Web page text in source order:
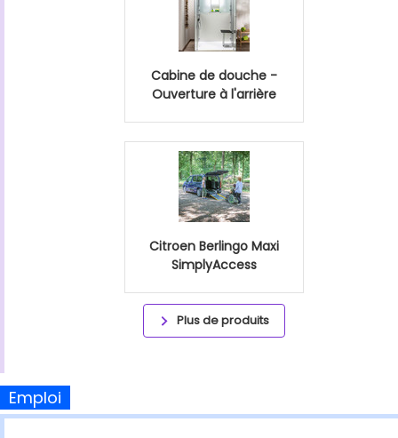
Cabine de douche -
Ouverture à l'arrière
Citroen Berlingo Maxi
SimplyAccess
Plus de produits
Emploi